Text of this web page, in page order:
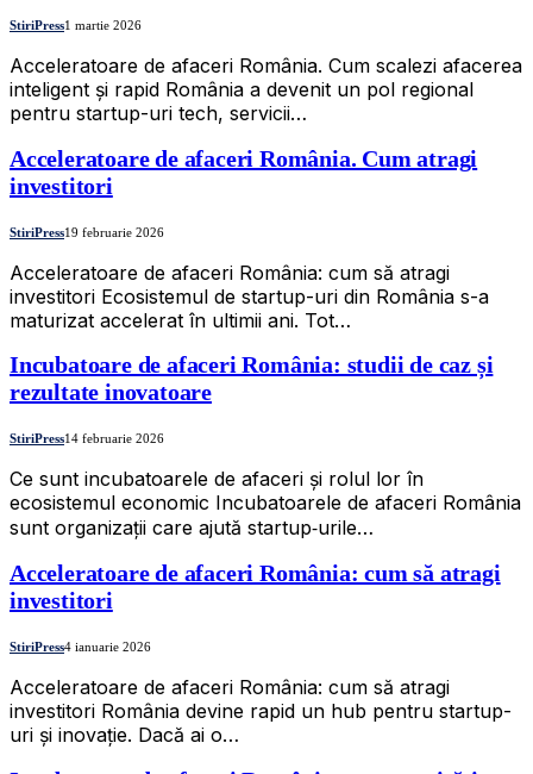
StiriPress1 martie 2026
Acceleratoare de afaceri România. Cum scalezi afacerea
inteligent și rapid România a devenit un pol regional
pentru startup-uri tech, servicii…
Acceleratoare de afaceri România. Cum atragi
investitori
StiriPress19 februarie 2026
Acceleratoare de afaceri România: cum să atragi
investitori Ecosistemul de startup-uri din România s-a
maturizat accelerat în ultimii ani. Tot…
Incubatoare de afaceri România: studii de caz și
rezultate inovatoare
StiriPress14 februarie 2026
Ce sunt incubatoarele de afaceri și rolul lor în
ecosistemul economic Incubatoarele de afaceri România
sunt organizații care ajută startup‑urile…
Acceleratoare de afaceri România: cum să atragi
investitori
StiriPress4 ianuarie 2026
Acceleratoare de afaceri România: cum să atragi
investitori România devine rapid un hub pentru startup-
uri și inovație. Dacă ai o…